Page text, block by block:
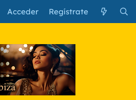
Acceder Regístrate